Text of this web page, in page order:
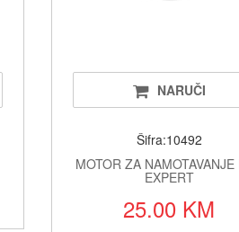
Alarmi i
Satovi i
Fiskalni
NARUČI
Šifra:10492
MOTOR ZA NAMOTAVANJE
EXPERT
25.00 KM